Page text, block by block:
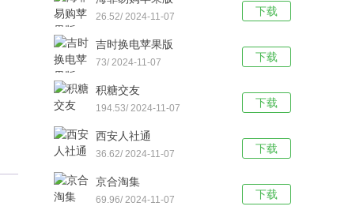
下载
26.52/ 2024-11-07
下载
吉时换电苹果版
73/ 2024-11-07
下载
积糖交友
194.53/ 2024-11-07
下载
西安人社通
36.62/ 2024-11-07
下载
京合淘集
69.96/ 2024-11-07